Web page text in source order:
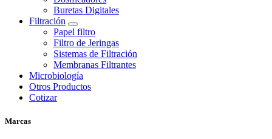
Buretas Digitales
Filtración
Papel filtro
Filtro de Jeringas
Sistemas de Filtración
Membranas Filtrantes
Microbiología
Otros Productos
Cotizar
Marcas